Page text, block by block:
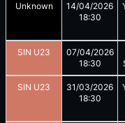
Unknown
14/04/2026
18:30
SIN U23
07/04/2026
18:30
SIN U23
31/03/2026
18:30